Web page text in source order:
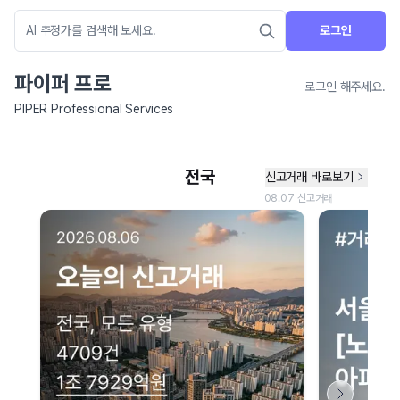
로그인
파이퍼 프로
로그인 해주세요.
PIPER Professional Services
네이버 지도 연결 안내
현재 네이버 지도 연결이 원활하지 않아 지도를 불러올 수 없습니다.